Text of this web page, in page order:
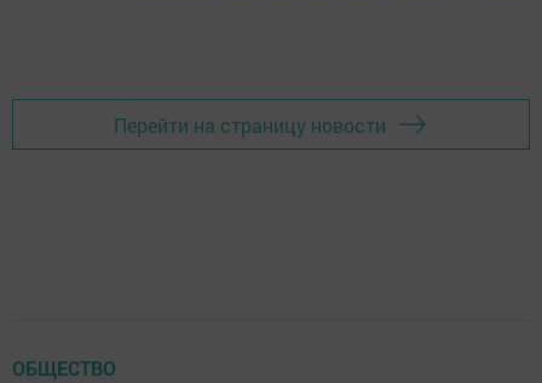
Перейти на страницу новости
ОБЩЕСТВО